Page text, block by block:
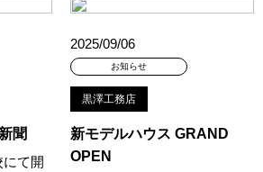
ポイントプレゼント
#QUOカードｐａｙプレゼントキャンペーン
#Skye5 #SR
#TLM #TOKYOWOOD
#WEB #WEBおうち見学会
聞
にて開
2025/09/06
お知らせ
黒澤工務店
新モデルハウス GRAND
OPEN